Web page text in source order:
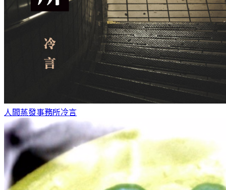
人間蒸發事務所冷言